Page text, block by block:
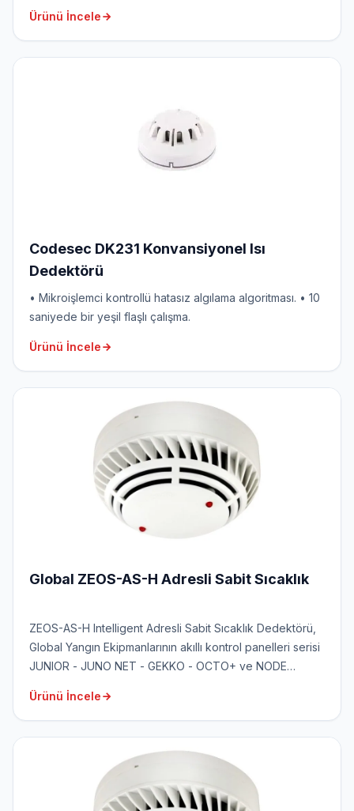
sisteminde bir grup dedektör panelin bir bölgesine
bağlandığı için bölgesel olarak algılama yapılabilir.
Ürünü İncele
Codesec DK231 Konvansiyonel Isı
Dedektörü
• Mikroişlemci kontrollü hatasız algılama algoritması. • 10
saniyede bir yeşil flaşlı çalışma.
Ürünü İncele
Global ZEOS-AS-H Adresli Sabit Sıcaklık
ZEOS-AS-H Intelligent Adresli Sabit Sıcaklık Dedektörü,
Global Yangın Ekipmanlarının akıllı kontrol panelleri serisi
JUNIOR - JUNO NET - GEKKO - OCTO+ ve NODE
tasarlanmıştır.
Ürünü İncele